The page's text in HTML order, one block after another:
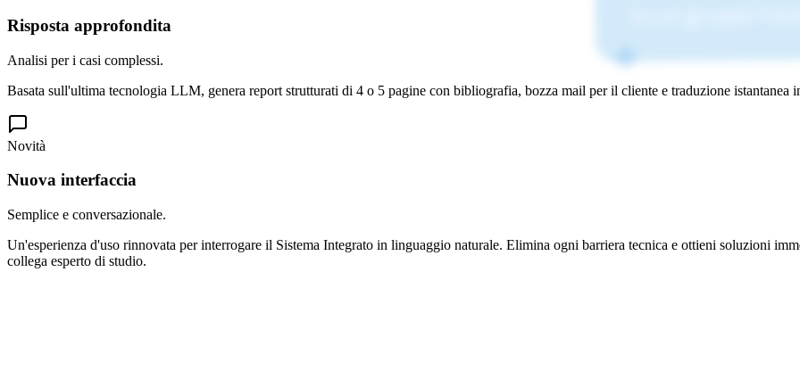
Risposta approfondita
Analisi per i casi complessi.
Basata sull'ultima tecnologia LLM, genera report strutturati di 4 o 5 pagine con bibliografia, bozza mail per il cliente e traduzione istantanea
Novità
Nuova interfaccia
Semplice e conversazionale.
Un'esperienza d'uso rinnovata per interrogare il Sistema Integrato in linguaggio naturale. Elimina ogni barriera tecnica e ottieni soluzioni
collega esperto di studio.